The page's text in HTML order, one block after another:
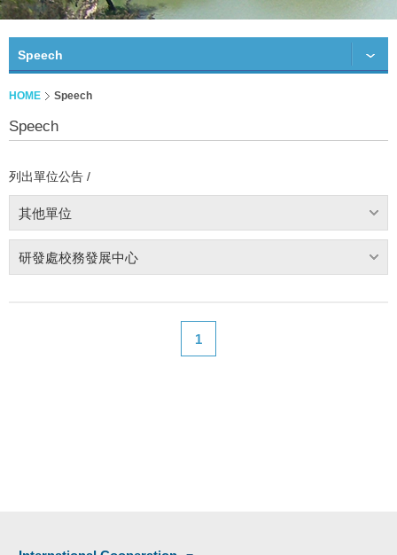
Speech
HOME Speech
Speech
列出單位公告 /
其他單位
研發處校務發展中心
1